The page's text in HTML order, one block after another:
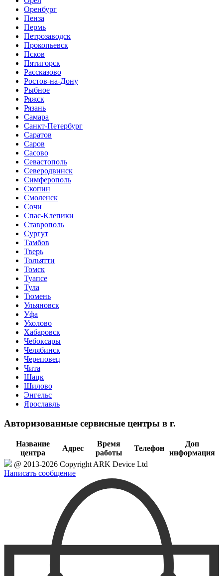
Оренбург
Пенза
Пермь
Петрозаводск
Прокопьевск
Псков
Пятигорск
Рассказово
Ростов-на-Дону
Рыбное
Ряжск
Рязань
Самара
Санкт-Петербург
Саратов
Саров
Сасово
Севастополь
Северодвинск
Симферополь
Скопин
Смоленск
Сочи
Спас-Клепики
Ставрополь
Сургут
Тамбов
Тверь
Тольятти
Томск
Туапсе
Тула
Тюмень
Ульяновск
Уфа
Ухолово
Хабаровск
Чебоксары
Челябинск
Череповец
Чита
Шацк
Шилово
Энгельс
Ярославль
Авторизованные сервисные центры в г.
Название
центра
Адрес
Время
работы
Телефон
Доп
информация
@ 2013-2026 Copyright ARK Device Ltd
Написать сообщение